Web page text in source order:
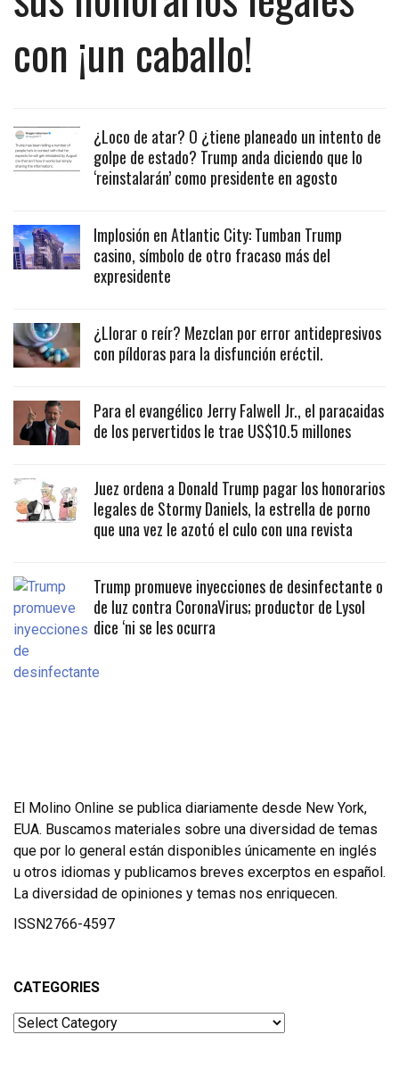
con ¡un caballo!
¿Loco de atar? O ¿tiene planeado un intento de
golpe de estado? Trump anda diciendo que lo
‘reinstalarán’ como presidente en agosto
Implosión en Atlantic City: Tumban Trump
casino, símbolo de otro fracaso más del
expresidente
¿Llorar o reír? Mezclan por error antidepresivos
con píldoras para la disfunción eréctil.
Para el evangélico Jerry Falwell Jr., el paracaidas
de los pervertidos le trae US$10.5 millones
Juez ordena a Donald Trump pagar los honorarios
legales de Stormy Daniels, la estrella de porno
que una vez le azotó el culo con una revista
Trump promueve inyecciones de desinfectante o
de luz contra CoronaVirus; productor de Lysol
dice ‘ni se les ocurra
El Molino Online se publica diariamente desde New York,
EUA. Buscamos materiales sobre una diversidad de temas
que por lo general están disponibles únicamente en inglés
u otros idiomas y publicamos breves excerptos en español.
La diversidad de opiniones y temas nos enriquecen.
ISSN2766-4597
CATEGORIES
Categories